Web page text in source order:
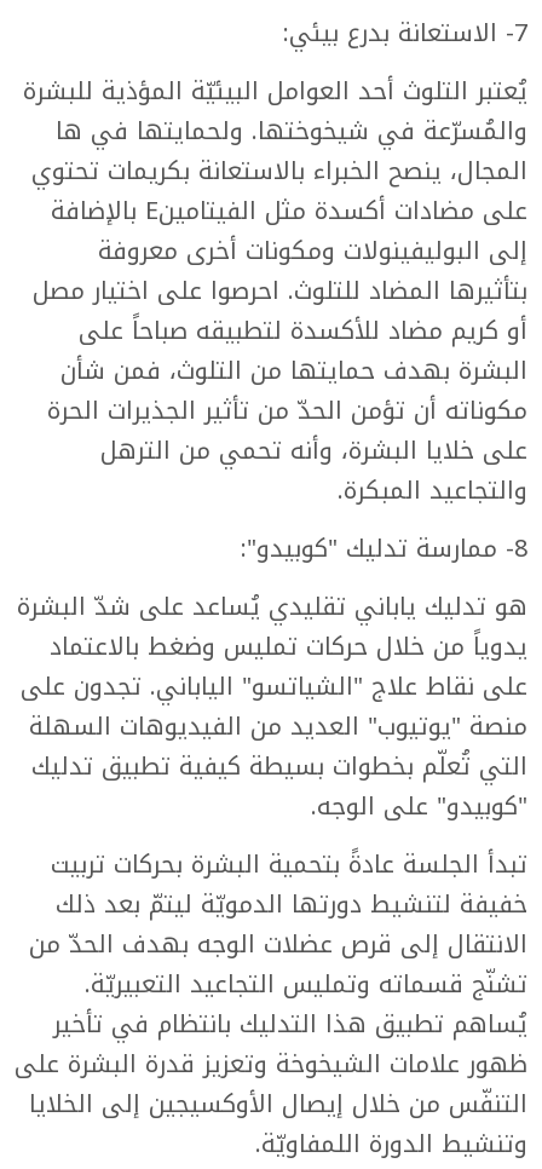
7- الاستعانة بدرع بيئي:
يُعتبر التلوث أحد العوامل البيئيّة المؤذية للبشرة
والمُسرّعة في شيخوختها. ولحمايتها في ها
المجال، ينصح الخبراء بالاستعانة بكريمات تحتوي
على مضادات أكسدة مثل الفيتامينE بالإضافة
إلى البوليفينولات ومكونات أخرى معروفة
بتأثيرها المضاد للتلوث. احرصوا على اختيار مصل
أو كريم مضاد للأكسدة لتطبيقه صباحاً على
البشرة بهدف حمايتها من التلوث، فمن شأن
مكوناته أن تؤمن الحدّ من تأثير الجذيرات الحرة
على خلايا البشرة، وأنه تحمي من الترهل
والتجاعيد المبكرة.
8- ممارسة تدليك "كوبيدو":
هو تدليك ياباني تقليدي يُساعد على شدّ البشرة
يدوياً من خلال حركات تمليس وضغط بالاعتماد
على نقاط علاج "الشياتسو" الياباني. تجدون على
منصة "يوتيوب" العديد من الفيديوهات السهلة
التي تُعلّم بخطوات بسيطة كيفية تطبيق تدليك
"كوبيدو" على الوجه.
تبدأ الجلسة عادةً بتحمية البشرة بحركات تربيت
خفيفة لتنشيط دورتها الدمويّة ليتمّ بعد ذلك
الانتقال إلى قرص عضلات الوجه بهدف الحدّ من
تشنّج قسماته وتمليس التجاعيد التعبيريّة.
يُساهم تطبيق هذا التدليك بانتظام في تأخير
ظهور علامات الشيخوخة وتعزيز قدرة البشرة على
التنفّس من خلال إيصال الأوكسيجين إلى الخلايا
وتنشيط الدورة اللمفاويّة.